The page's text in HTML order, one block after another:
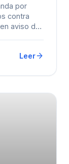
por
contra
aviso de
Leer